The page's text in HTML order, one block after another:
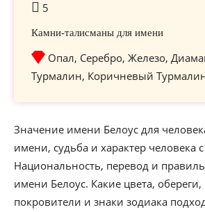
5
Камни-талисманы для имени
Опал, Серебро, Железо,
Турмалин, Коричневый
Значение имени Белоус для
имени, судьба и характер человека
Национальность, перевод и
имени Белоус. Какие цвета,
покровители и знаки зодиака